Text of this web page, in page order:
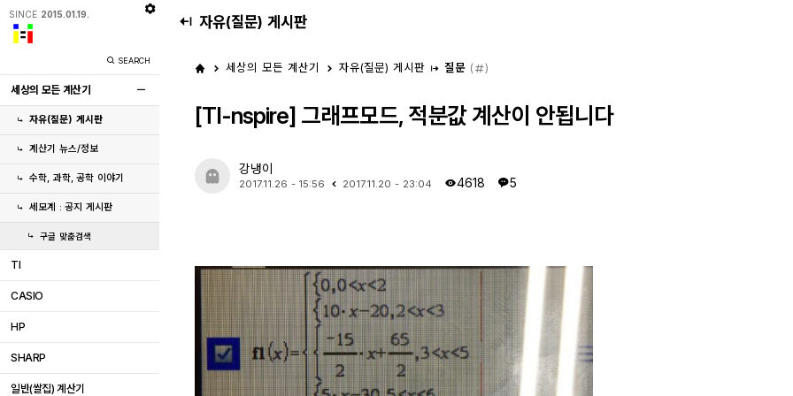
SINCE 2015.01.19.
SEARCH
세상의 모든 계산기
자유(질문) 게시판
계산기 뉴스/정보
수학, 과학, 공학 이야기
세모계 : 공지 게시판
구글 맞춤검색
TI
CASIO
HP
SHARP
일반(쌀집) 계산기
자유(질문) 게시판
세상의 모든 계산기 자유(질문) 게시판 질문 ( )
[TI-nspire] 그래프모드, 적분값 계산이 안됩니다
강냉이
2017.11.26 - 15:56 2017.11.20 - 23:04 4618 5